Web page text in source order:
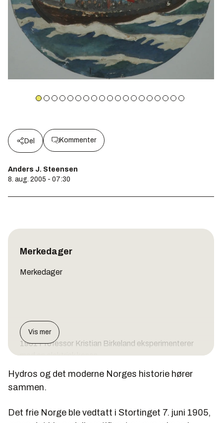
Del Kommenter
Anders J. Steensen
8. aug. 2005 - 07:30
Merkedager
Merkedager
1901 Professor Kristian Birkeland eksperimenterer
med en elektrisk kanon
13. februar 1903 Professor Birkeland og Sam Eyde
møtes i middagsselskap. De blir enige om å
oppdaget en flat flammeskive som dannet kvelstoff,
nitrogen.
Vis mer
Hydros og det moderne Norges historie hører
sammen.
Det frie Norge ble vedtatt i Stortinget 7. juni 1905,